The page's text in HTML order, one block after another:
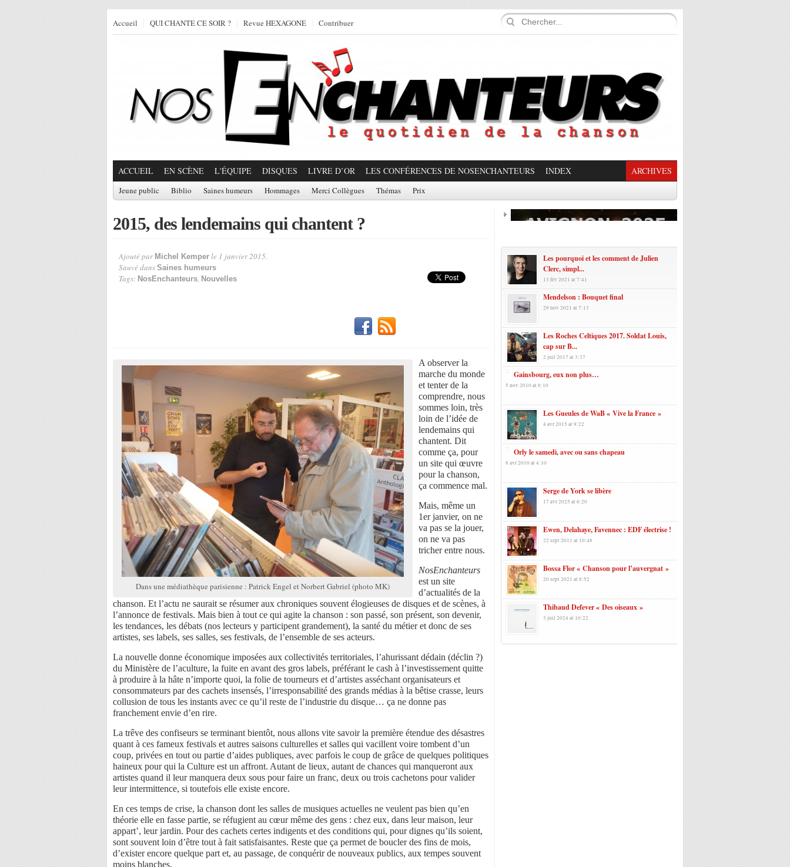
Accueil QUI CHANTE CE SOIR ? Revue HEXAGONE Contribuer
ACCUEIL EN SCÈNE L'ÉQUIPE DISQUES LIVRE D’OR LES CONFÉRENCES DE NOSENCHANTEURS INDEX ARCHIVES
Jeune public Biblio Saines humeurs Hommages Merci Collègues Thémas Prix
2015, des lendemains qui chantent ?
Ajouté par Michel Kemper le 1 janvier 2015.
Sauvé dans Saines humeurs
Tags: NosEnchanteurs, Nouvelles
Dans une médiathèque parisienne : Patrick Engel et Norbert Gabriel (photo MK)
A observer la
marche du monde
et tenter de la
comprendre, nous
sommes loin, très
loin de l’idée de
lendemains qui
chantent. Dit
comme ça, pour
un site qui œuvre
pour la chanson,
ça commence mal.
Mais, même un
1er janvier, on ne
va pas se la jouer,
on ne va pas
tricher entre nous.
NosEnchanteurs
est un site
d’actualités de la
chanson. Et l’actu ne saurait se résumer aux chroniques souvent élogieuses de disques et de scènes, à
l’annonce de festivals. Mais bien à tout ce qui agite la chanson : son passé, son présent, son devenir,
les tendances, les débats (nos lecteurs y participent grandement), la santé du métier et donc de ses
artistes, ses labels, ses salles, ses festivals, de l’ensemble de ses acteurs.
La nouvelle donne économique imposées aux collectivités territoriales, l’ahurissant dédain (déclin ?)
du Ministère de l’aculture, la fuite en avant des gros labels, préférant le cash à l’investissement quitte
à produire à la hâte n’importe quoi, la folie de tourneurs et d’artistes asséchant organisateurs et
consommateurs par des cachets insensés, l’irresponsabilité des grands médias à la bêtise crasse, leurs
collusion de tous les instants avec ce qu’il reste de l’industrie du disque… ça ne donne pas
franchement envie d’en rire.
La trêve des confiseurs se terminant bientôt, nous allons vite savoir la première étendue des désastres
quant à ces fameux festivals et autres saisons culturelles et salles qui vacillent voire tombent d’un
coup, privées en tout ou partie d’aides publiques, avec parfois le coup de grâce de quelques politiques
haineux pour qui la Culture est un affront. Autant de lieux, autant de chances qui manqueront aux
artistes quand il leur manquera deux sous pour faire un franc, deux ou trois cachetons pour valider
leur intermittence, si toutefois elle existe encore.
En ces temps de crise, la chanson dont les salles de musiques actuelles ne veulent pas bien qu’en
théorie elle en fasse partie, se réfugient au cœur même des gens : chez eux, dans leur maison, leur
appart’, leur jardin. Pour des cachets certes indigents et des conditions qui, pour dignes qu’ils soient,
sont souvent loin d’être tout à fait satisfaisantes. Reste que ça permet de boucler des fins de mois,
d’exister encore quelque part et, au passage, de conquérir de nouveaux publics, aux tempes souvent
moins blanches.
Les pourquoi et les comment de Julien
Clerc, simpl...
13 fév 2021 at 7:41
Mendelson : Bouquet final
29 nov 2021 at 7:13
Les Roches Celtiques 2017. Soldat Louis,
cap sur B...
2 juil 2017 at 3:37
Gainsbourg, eux non plus…
5 nov 2010 at 8:10
Les Gueules de WaB « Vive la France »
4 avr 2015 at 9:22
Orly le samedi, avec ou sans chapeau
8 avr 2010 at 4:10
Serge de York se libère
17 avr 2025 at 6:20
Ewen, Delahaye, Favennec : EDF électrise !
22 sept 2011 at 10:48
Bossa Flor « Chanson pour l’auvergnat »
20 sept 2021 at 8:52
Thibaud Defever « Des oiseaux »
3 juil 2024 at 10:22